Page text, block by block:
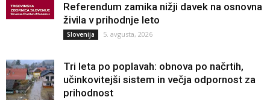
Referendum zamika nižji davek na osnovna
živila v prihodnje leto
Slovenija 5. avgusta, 2026
Tri leta po poplavah: obnova po načrtih,
učinkovitejši sistem in večja odpornost za
prihodnost